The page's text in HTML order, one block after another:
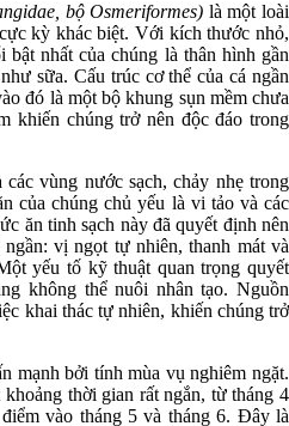
bộ Osmeriformes) là một loài
kỳ khác biệt. Với kích thước nhỏ,
nhất của chúng là thân hình gần
sữa. Cấu trúc cơ thể của cá ngần
đó là một bộ khung sụn mềm chưa
khiến chúng trở nên độc đáo trong
vùng nước sạch, chảy nhẹ trong
của chúng chủ yếu là vi tảo và các
ăn tinh sạch này đã quyết định nên
vị ngọt tự nhiên, thanh mát và
yếu tố kỹ thuật quan trọng quyết
không thể nuôi nhân tạo. Nguồn
khai thác tự nhiên, khiến chúng trở
mạnh bởi tính mùa vụ nghiêm ngặt.
thời gian rất ngắn, từ tháng 4
vào tháng 5 và tháng 6. Đây là